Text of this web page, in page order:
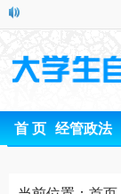
首 页 经管政法